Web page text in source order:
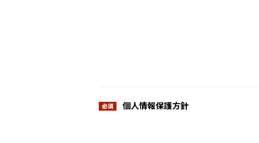
個人情報保護方針